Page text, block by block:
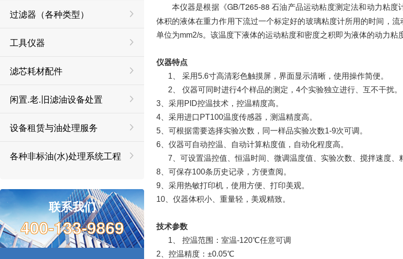
过滤器（各种类型）
工具仪器
滤芯耗材配件
闲置.老.旧滤油设备处置
设备租赁与油处理服务
各种非标油(水)处理系统工程
联系我们
400-133-9869
本仪器是根据《GB/T265-88 石油产品运动粘度测定法和动力粘度
体积的液体在重力作用下流过一个标定好的玻璃粘度计所用的时间，
单位为mm2/s。该温度下液体的运动粘度和密度之积即为液体的动力
仪器特点
1、 采用5.6寸高清彩色触摸屏，界面显示清晰，使用操作简便。
2、 仪器可同时进行4个样品的测定，4个实验独立进行、互不干扰。
3、采用PID控温技术，控温精度高。
4、采用进口PT100温度传感器，测温精度高。
5、可根据需要选择实验次数，同一样品实验次数1-9次可调。
6、仪器可自动控温、自动计算粘度值，自动化程度高。
7、可设置温控值、恒温时间、微调温度值、实验次数、搅拌速度、
8、可保存100条历史记录，方便查阅。
9、采用热敏打印机，使用方便、打印美观。
10、仪器体积小、重量轻，美观精致。
技术参数
1、 控温范围：室温-120℃任意可调
2、控温精度：±0.05℃